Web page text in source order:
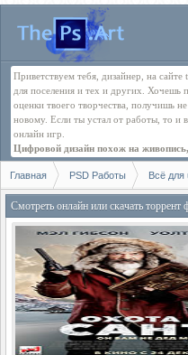
Приветствуем тебя, дизайнер, на
для поселения и тех и других. Хочешь
оценки твоего творчества, получишь
новому. Если ты устал от работы, то и
онлайн игр.
Цифровой дизайн похож на
Главная PSD Работы Всё для
Смотреть онлайн или скачать